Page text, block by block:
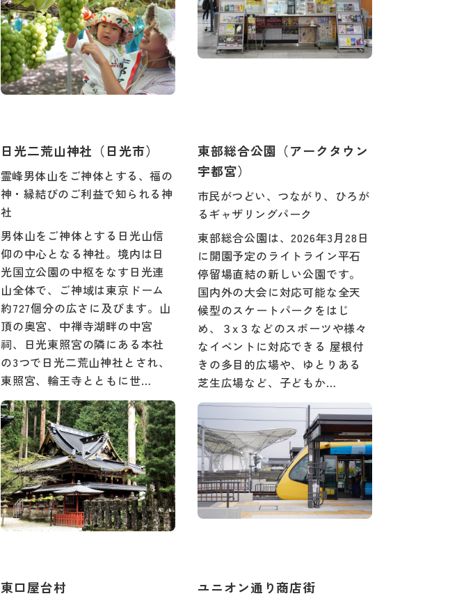
日光二荒山神社（日光市）
霊峰男体山をご神体とする、福の
神・縁結びのご利益で知られる神
社
男体山をご神体とする日光山信
仰の中心となる神社。境内は日
光国立公園の中枢をなす日光連
山全体で、ご神域は東京ドーム
約727個分の広さに及びます。山
頂の奥宮、中禅寺湖畔の中宮
祠、日光東照宮の隣にある本社
の3つで日光二荒山神社とされ、
東照宮、輪王寺とともに世…
東部総合公園（アークタウン
宇都宮）
市民がつどい、つながり、ひろが
るギャザリングパーク
東部総合公園は、2026年3月28日
に開園予定のライトライン平石
停留場直結の新しい公園です。
国内外の大会に対応可能な全天
候型のスケートパークをはじ
め、３x３などのスポーツや様々
なイベントに対応できる 屋根付
きの多目的広場や、ゆとりある
芝生広場など、子どもか…
東口屋台村 ユニオン通り商店街